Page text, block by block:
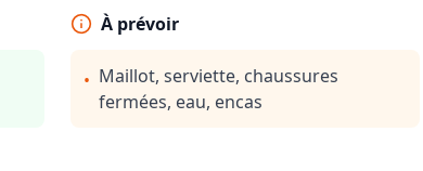
À prévoir
• Maillot, serviette, chaussures
fermées, eau, encas